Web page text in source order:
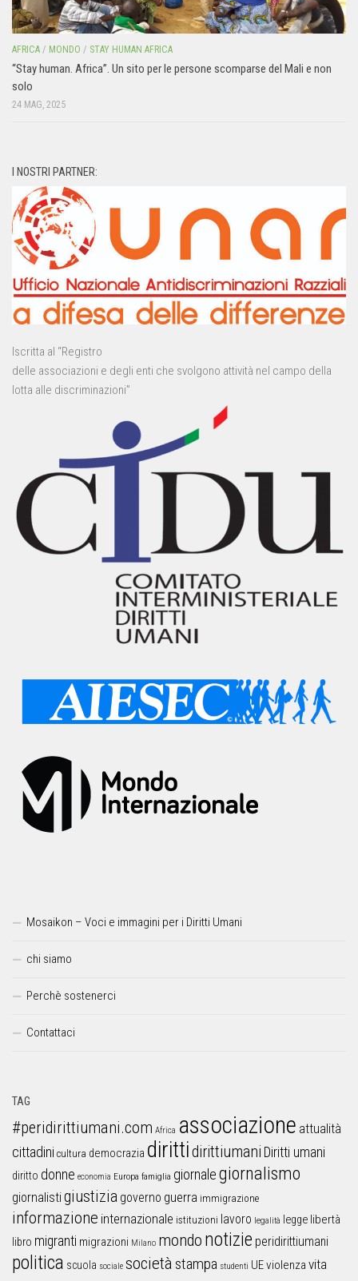
AFRICA / MONDO / STAY HUMAN AFRICA
“Stay human. Africa”. Un sito per le persone scomparse del Mali e non
solo
24 MAG, 2025
I NOSTRI PARTNER:
Iscritta al “Registro
delle associazioni e degli enti che svolgono attività nel campo della
lotta alle discriminazioni”
Mosaikon – Voci e immagini per i Diritti Umani
chi siamo
Perchè sostenerci
Contattaci
TAG
#peridirittiumani.com Africa associazione attualità
cittadini cultura democrazia dirittidirittiumani Diritti umani
diritto donne economia Europa famiglia giornalegiornalismo
giornalistigiustizia governo guerra immigrazione
informazione internazionale istituzioni lavoro legalità legge libertà
libro migranti migrazioni Milano mondo notizie peridirittiumani
politica scuola sociale società stampa studenti UEviolenza vita